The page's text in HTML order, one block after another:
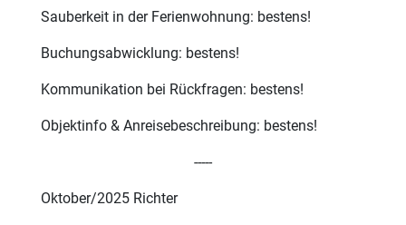
Sauberkeit in der Ferienwohnung: bestens!
Buchungsabwicklung: bestens!
Kommunikation bei Rückfragen: bestens!
Objektinfo & Anreisebeschreibung: bestens!
-----
Oktober/2025 Richter